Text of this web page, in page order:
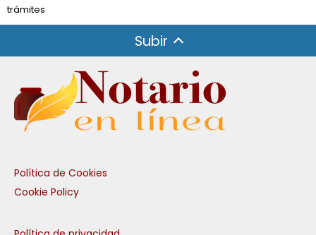
trámites
Subir
Política de Cookies
Cookie Policy